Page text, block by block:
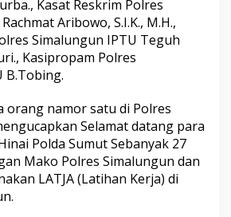
e
s
S
m
a
u
n
g
u
n
T
Kasat Reskrim Polres
Aribowo, S.I.K., M.H.,
Simalungun IPTU Teguh
Kasipropam Polres
B.Tobing.
orang namor satu di Polres
Selamat datang para
Polda Sumut Sebanyak 27
Mako Polres Simalungun dan
LATJA (Latihan Kerja) di